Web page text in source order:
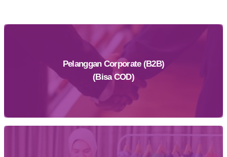
Pelanggan Corporate (B2B)
(Bisa COD)